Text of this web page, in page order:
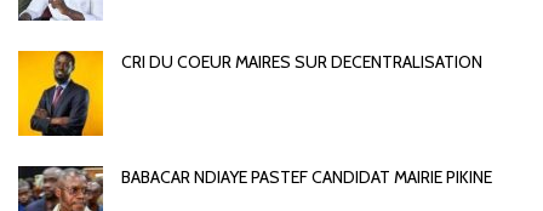
CRI DU COEUR MAIRES SUR DECENTRALISATION
BABACAR NDIAYE PASTEF CANDIDAT MAIRIE PIKINE